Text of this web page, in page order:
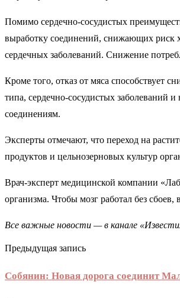
Помимо сердечно-сосудистых
выработку соединений, снижающих риск
сердечных заболеваний. Снижение
Кроме того, отказ от мяса способствует
типа, сердечно-сосудистых заболеваний
соединениям.
Эксперты отмечают, что переход на
продуктов и цельнозерновых культур
Врач-эксперт медицинской компании
организма. Чтобы мозг работал без
Все важные новости — в канале
Предыдущая запись
Собянин: Новая дорога соединит